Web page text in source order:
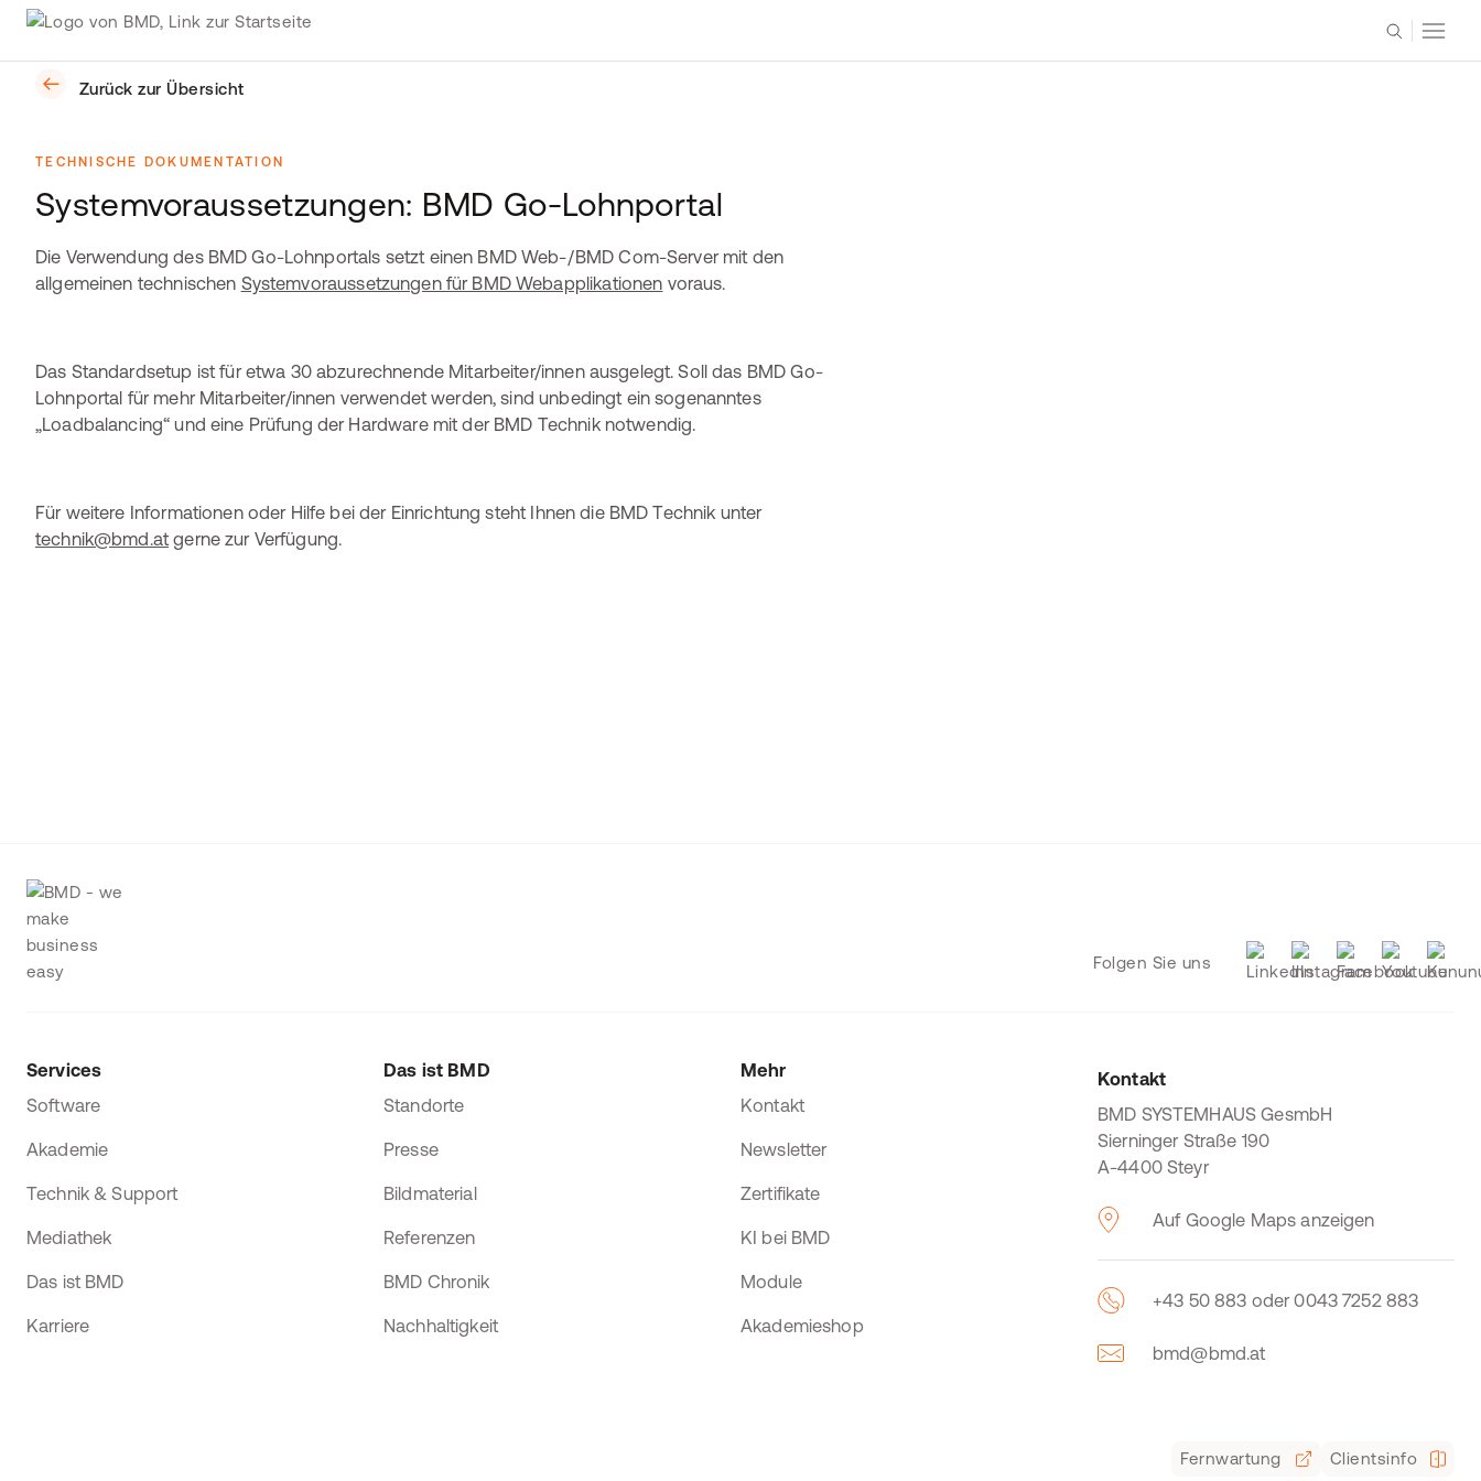
Zurück zur Übersicht
TECHNISCHE DOKUMENTATION
Systemvoraussetzungen: BMD Go-Lohnportal
Die Verwendung des BMD Go-Lohnportals setzt einen BMD Web-/BMD Com-Server mit den
allgemeinen technischen Systemvoraussetzungen für BMD Webapplikationen voraus.
Das Standardsetup ist für etwa 30 abzurechnende Mitarbeiter/innen ausgelegt. Soll das BMD Go-
Lohnportal für mehr Mitarbeiter/innen verwendet werden, sind unbedingt ein sogenanntes
„Loadbalancing“ und eine Prüfung der Hardware mit der BMD Technik notwendig.
Für weitere Informationen oder Hilfe bei der Einrichtung steht Ihnen die BMD Technik unter
technik@bmd.at gerne zur Verfügung.
Folgen Sie uns
Services
Software
Akademie
Technik & Support
Mediathek
Das ist BMD
Karriere
Das ist BMD
Standorte
Presse
Bildmaterial
Referenzen
BMD Chronik
Nachhaltigkeit
Mehr
Kontakt
Newsletter
Zertifikate
KI bei BMD
Module
Akademieshop
Kontakt
BMD SYSTEMHAUS GesmbH
Sierninger Straße 190
A-4400 Steyr
Auf Google Maps anzeigen
+43 50 883 oder 0043 7252 883
bmd@bmd.at
Fernwartung Clientsinfo